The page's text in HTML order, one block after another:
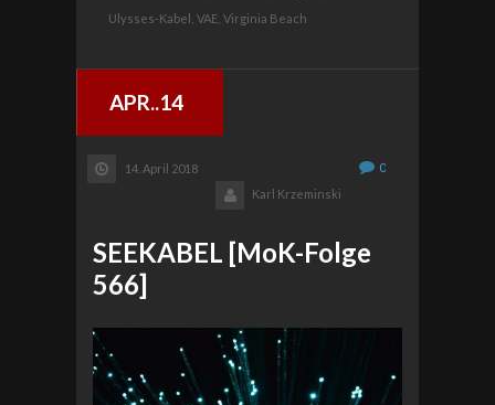
Ulysses-Kabel,
VAE, Virginia Beach
APR..14
14. April 2018
0
Karl Krzeminski
SEEKABEL [MoK-Folge
566]